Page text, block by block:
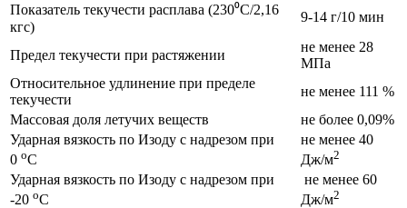
Показатель текучести расплава (230⁰С/2,16
кгс)
9-14 г/10 мин
Предел текучести при растяжении
не менее 28
МПа
Относительное удлинение при пределе
текучести
не менее 111 %
Массовая доля летучих веществ
не более 0,09%
Ударная вязкость по Изоду с надрезом при
0 оС
не менее 40
Дж/м2
Ударная вязкость по Изоду с надрезом при
-20 оС
не менее 60
Дж/м2